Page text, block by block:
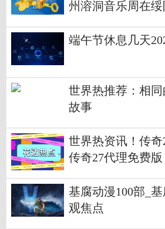
州溶洞音乐周在
端午节休息几天
世界热推荐：相
故事
世界热资讯！传奇
传奇27代理免费版
基腐动漫100部_
观焦点